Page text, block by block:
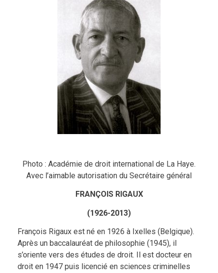
Photo : Académie de droit international de La Haye.
Avec l’aimable autorisation du Secrétaire général
FRANÇOIS RIGAUX
(1926-2013)
François Rigaux est né en 1926 à Ixelles (Belgique).
Après un baccalauréat de philosophie (1945), il
s’oriente vers des études de droit. Il est docteur en
droit en 1947 puis licencié en sciences criminelles